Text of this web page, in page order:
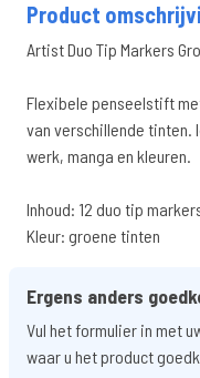
Product
Artist Duo Tip Markers
Flexibele penseelstift
van verschillende tinten.
werk, manga en kleuren.
Inhoud: 12 duo tip
Kleur: groene tinten
Ergens anders
Vul het formulier in met
waar u het product